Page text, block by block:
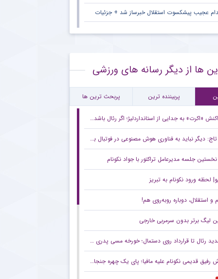
عجیب پیشکسوت استقلال خبرساز شد + جزئیات
حیاتی پیشکسوت پرسپولیس به ستاره های سرخ + جزئیات
پدیده جوان لیگ برتر را شکار کرد + جزئیات
ها از دیگر رسانه های ورزشی
پربیننده ترین پربحث ترین ها
«اکرت» به جدایی از استانداردلیژ؛ اگر رئال باشد شاید جدشوم
تاج: دیگر نباید به فناوری هوش مصنوعی در فوتبال بی‌توجه باشیم/ VAR در تمام بازی‌ها فعال خواهد بود
نخستین جلسه مدیرعامل تراکتور با جواد نکونام
لحظه ورود نکونام به تبریز
و استقلال، دوباره روبه‌روی هم!
لیگ برتر بدون سرمربی خارجی
رئال تا قرارداد روی دستمال؛ خورخه مسی پدری که پشت افسانه لیونل مسی ایستاد
قدیمی نکونام علیه مافیا؛ پای یک چهره جنجالی در میان است!